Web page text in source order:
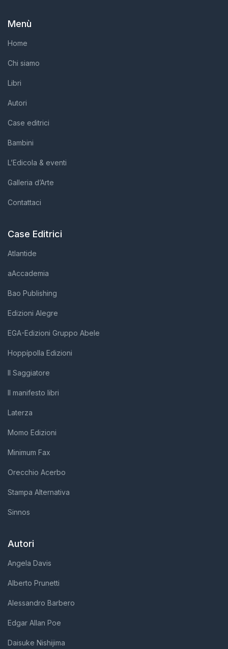
Menù
Home
Chi siamo
Libri
Autori
Case editrici
Bambini
L’Edicola & eventi
Galleria d’Arte
Contattaci
Case Editrici
Atlantide
aAccademia
Bao Publishing
Edizioni Alegre
EGA-Edizioni Gruppo Abele
Hoppípolla Edizioni
Il Saggiatore
Il manifesto libri
Laterza
Momo Edizioni
Minimum Fax
Orecchio Acerbo
Stampa Alternativa
Sinnos
Autori
Angela Davis
Alberto Prunetti
Alessandro Barbero
Edgar Allan Poe
Daisuke Nishijima